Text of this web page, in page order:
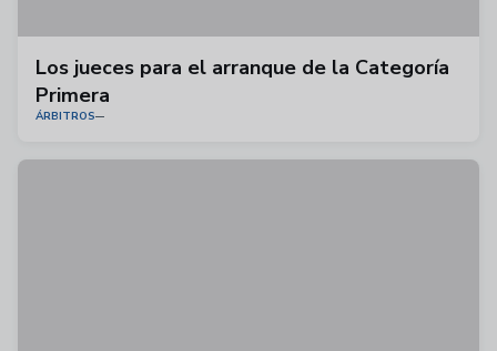
Los jueces para el arranque de la Categoría
Primera
ÁRBITROS